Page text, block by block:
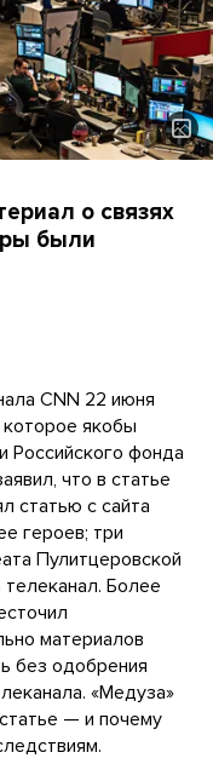
о связях
были
CNN 22 июня
якобы
фонда
что в статье
статью с сайта
героев; три
Пулитцеровской
Более
материалов
без одобрения
«Медуза»
— и почему